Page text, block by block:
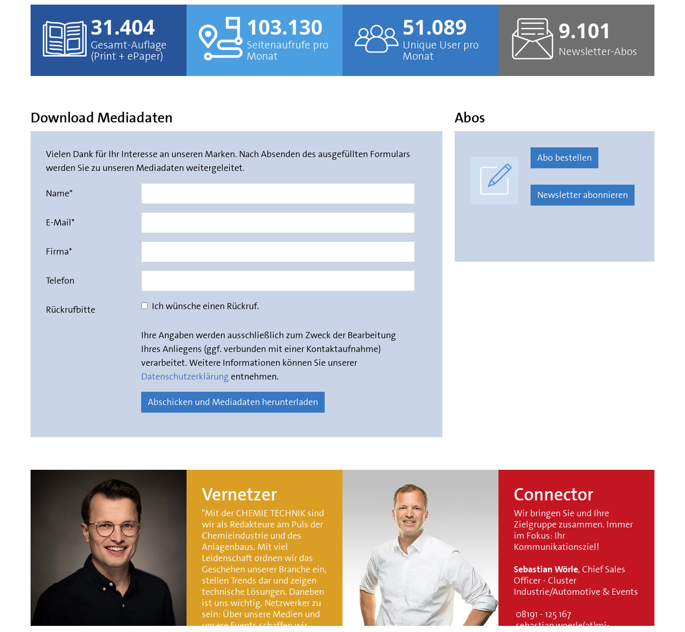
31.404
Gesamt-Auflage
(Print + ePaper)
103.130
Seitenaufrufe pro
Monat
51.089
Unique User pro
Monat
9.101
Newsletter-Abos
Download Mediadaten Abos
Vielen Dank für Ihr Interesse an unseren Marken. Nach Absenden des ausgefüllten Formulars
werden Sie zu unseren Mediadaten weitergeleitet.
Name*
E-Mail*
Firma*
Telefon
Rückrufbitte Ich wünsche einen Rückruf.
Ihre Angaben werden ausschließlich zum Zweck der Bearbeitung
Ihres Anliegens (ggf. verbunden mit einer Kontaktaufnahme)
verarbeitet. Weitere Informationen können Sie unserer
Datenschutzerklärung entnehmen.
Abo bestellen
Newsletter abonnieren
Vernetzer
"Mit der CHEMIE TECHNIK sind
wir als Redakteure am Puls der
Chemieindustrie und des
Anlagenbaus. Mit viel
Leidenschaft ordnen wir das
Geschehen unserer Branche ein,
stellen Trends dar und zeigen
technische Lösungen. Daneben
ist uns wichtig, Netzwerker zu
sein: Über unsere Medien und
unsere Events schaffen wir
Connector
Wir bringen Sie und Ihre
Zielgruppe zusammen. Immer
im Fokus: Ihr
Kommunikationsziel!
Sebastian Wörle, Chief Sales
Officer - Cluster
Industrie/Automotive & Events
08191 - 125 167
sebastian.woerle(at)mi-